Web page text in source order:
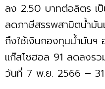
ลง 2.50 บาทต่อลิตร เป็
ลดภาษีสรรพสามิตน้ำมั
ถึงใช้เงินกองทุนน้ำมันฯ
แก๊สโซฮอล 91 ลดลงร
วันที่ 7 พ.ย. 2566 –